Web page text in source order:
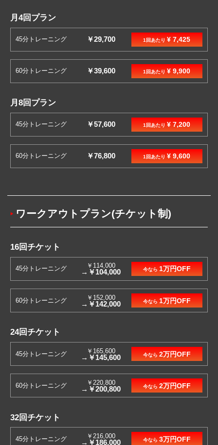
月4回プラン
45分トレーニング ￥29,700 1回あたり¥ 7,425
60分トレーニング ￥39,600 1回あたり¥ 9,900
月8回プラン
45分トレーニング ￥57,600 1回あたり¥ 7,200
60分トレーニング ￥76,800 1回あたり¥ 9,600
ワークアウトプラン(チケット制)
16回チケット
45分トレーニング ￥114,000
→￥104,000 今なら 1万円OFF
60分トレーニング ￥152,000
→￥142,000 今なら 1万円OFF
24回チケット
45分トレーニング ￥165,600
→￥145,600 今なら 2万円OFF
60分トレーニング ￥220,800
→￥200,800 今なら 2万円OFF
32回チケット
45分トレーニング ￥216,000
→￥186,000 今なら 3万円OFF